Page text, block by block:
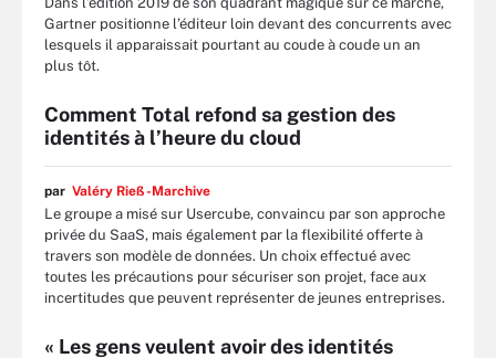
Gartner positionne l’éditeur loin devant des concurrents avec
lesquels il apparaissait pourtant au coude à coude un an
plus tôt.
Comment Total refond sa gestion des
identités à l’heure du cloud
par Valéry Rieß-Marchive
Le groupe a misé sur Usercube, convaincu par son approche
privée du SaaS, mais également par la flexibilité offerte à
travers son modèle de données. Un choix effectué avec
toutes les précautions pour sécuriser son projet, face aux
incertitudes que peuvent représenter de jeunes entreprises.
« Les gens veulent avoir des identités